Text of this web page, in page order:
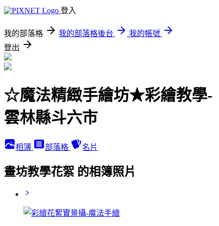
登入
我的部落格 我的部落格後台
我的帳號
登出
☆魔法精緻手繪坊★彩繪教學-
雲林縣斗六市
相簿 部落格 名片
畫坊教學花絮 的相簿照片